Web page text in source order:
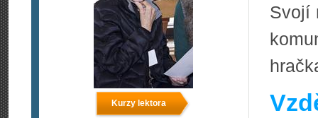
Kurzy lektora
Svojí